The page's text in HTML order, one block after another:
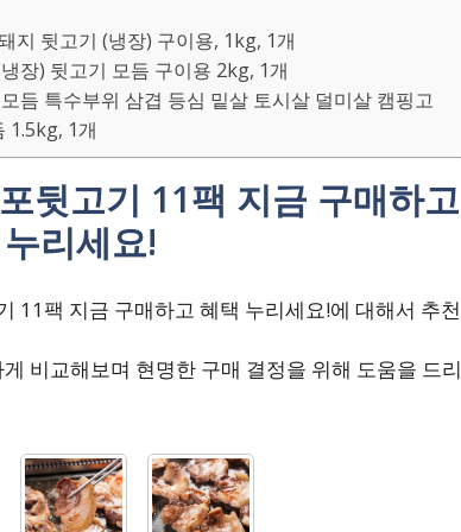
지 뒷고기 (냉장) 구이용, 1kg, 1개
장) 뒷고기 모듬 구이용 2kg, 1개
듬 특수부위 삼겹 등심 밑살 토시살 덜미살 캠핑고
1.5kg, 1개
뒷고기 11팩 지금 구매하고
리세요!
11팩 지금 구매하고 혜택 누리세요!에 대해서 추천
비교해보며 현명한 구매 결정을 위해 도움을 드리